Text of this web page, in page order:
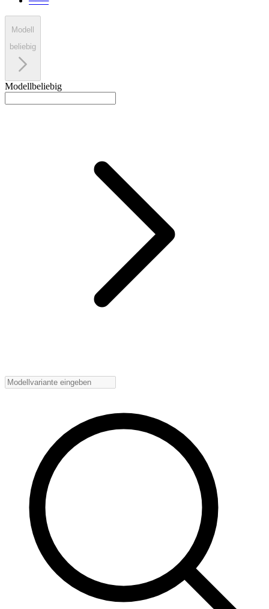
Modell
beliebig
Modellbeliebig